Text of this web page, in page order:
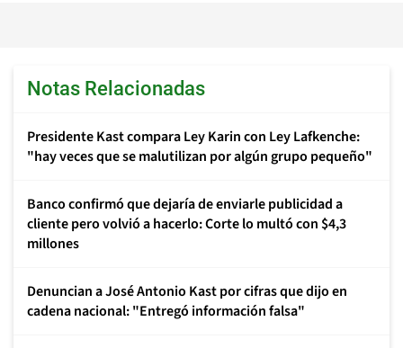
Notas Relacionadas
Presidente Kast compara Ley Karin con Ley Lafkenche:
"hay veces que se malutilizan por algún grupo pequeño"
Banco confirmó que dejaría de enviarle publicidad a
cliente pero volvió a hacerlo: Corte lo multó con $4,3
millones
Denuncian a José Antonio Kast por cifras que dijo en
cadena nacional: "Entregó información falsa"